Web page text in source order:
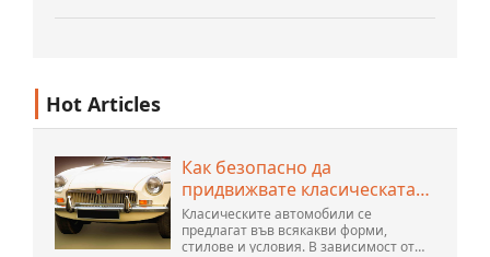
структуриран и – все повече –
Hot Articles
Как безопасно да
придвижвате класическата
си кола през страната
Класическите автомобили се
предлагат във всякакви форми,
стилове и условия. В зависимост от